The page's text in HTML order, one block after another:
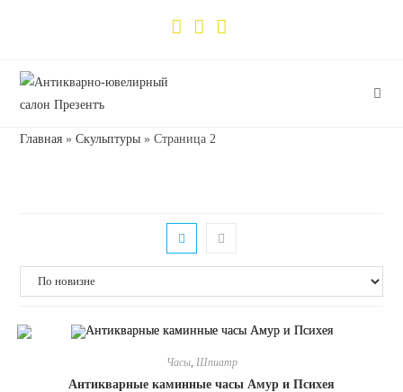
Главная »Скульптуры »Страница 2
Часы, Шпиатр
Антикварные каминные часы Амур и Психея